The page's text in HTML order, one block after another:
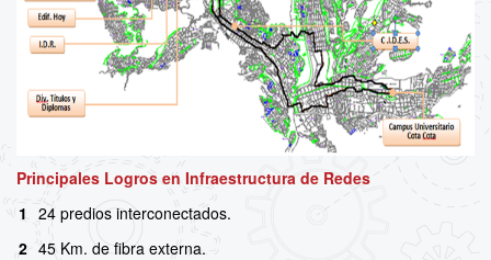
Principales Logros en Infraestructura de Redes
1 24 predios interconectados.
2 45 Km. de fibra externa.